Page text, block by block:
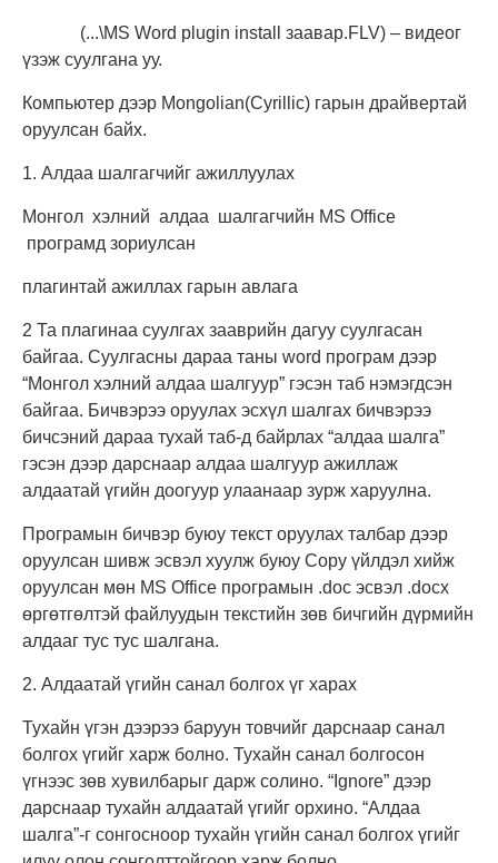
(...\MS Word plugin install заавар.FLV) – видеог
үзэж суулгана уу.
Компьютер дээр Mongolian(Cyrillic) гарын драйвертай
оруулсан байх.
1. Алдаа шалгагчийг ажиллуулах
Монгол хэлний алдаа шалгагчийн MS Office
програмд зориулсан
плагинтай ажиллах гарын авлага
2 Та плагинаа суулгах зааврийн дагуу суулгасан
байгаа. Суулгасны дараа таны word програм дээр
“Монгол хэлний алдаа шалгуур” гэсэн таб нэмэгдсэн
байгаа. Бичвэрээ оруулах эсхүл шалгах бичвэрээ
бичсэний дараа тухай таб-д байрлах “алдаа шалга”
гэсэн дээр дарснаар алдаа шалгуур ажиллаж
алдаатай үгийн доогуур улаанаар зурж харуулна.
Програмын бичвэр буюу текст оруулах талбар дээр
оруулсан шивж эсвэл хуулж буюу Copy үйлдэл хийж
оруулсан мөн MS Office програмын .doc эсвэл .docx
өргөтгөлтэй файлуудын текстийн зөв бичгийн дүрмийн
алдааг тус тус шалгана.
2. Алдаатай үгийн санал болгох үг харах
Тухайн үгэн дээрээ баруун товчийг дарснаар санал
болгох үгийг харж болно. Тухайн санал болгосон
үгнээс зөв хувилбарыг дарж солино. “Ignore” дээр
дарснаар тухайн алдаатай үгийг орхино. “Алдаа
шалга”-г сонгосноор тухайн үгийн санал болгох үгийг